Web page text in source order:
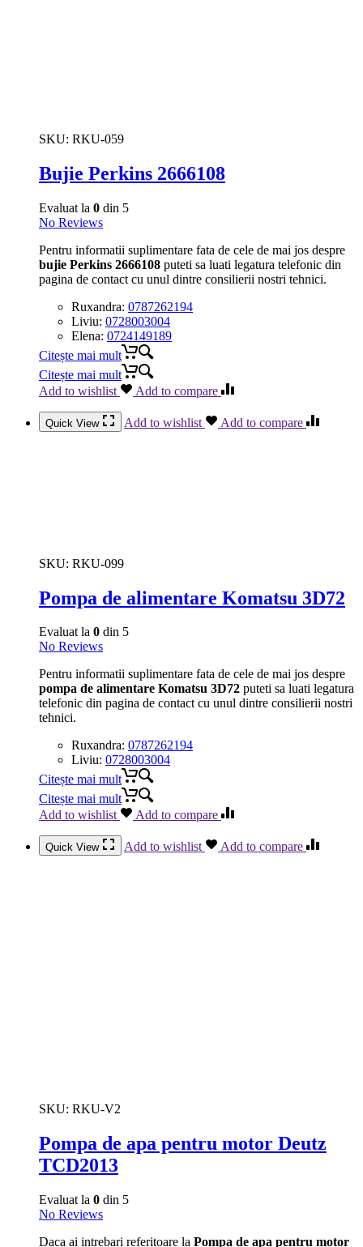
SKU: RKU-059
Bujie Perkins 2666108
Evaluat la 0 din 5
No Reviews
Pentru informatii suplimentare fata de cele de mai jos despre
bujie Perkins 2666108 puteti sa luati legatura telefonic din
pagina de contact cu unul dintre consilierii nostri tehnici.
Ruxandra: 0787262194
Liviu: 0728003004
Elena: 0724149189
Citește mai mult
Citește mai mult
Add to wishlist
Add to compare
Quick View Add to wishlist Add to compare
SKU: RKU-099
Pompa de alimentare Komatsu 3D72
Evaluat la 0 din 5
No Reviews
Pentru informatii suplimentare fata de cele de mai jos despre
pompa de alimentare Komatsu 3D72 puteti sa luati legatura
telefonic din pagina de contact cu unul dintre consilierii nostri
tehnici.
Ruxandra: 0787262194
Liviu: 0728003004
Citește mai mult
Citește mai mult
Add to wishlist
Add to compare
Quick View Add to wishlist Add to compare
SKU: RKU-V2
Pompa de apa pentru motor Deutz
TCD2013
Evaluat la 0 din 5
No Reviews
Daca ai intrebari referitoare la Pompa de apa pentru motor